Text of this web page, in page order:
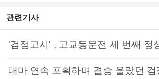
관련기사
'검정고시' , 고교동문전 세 번째 정
대마 연속 포획하며 결승 올랐던 검